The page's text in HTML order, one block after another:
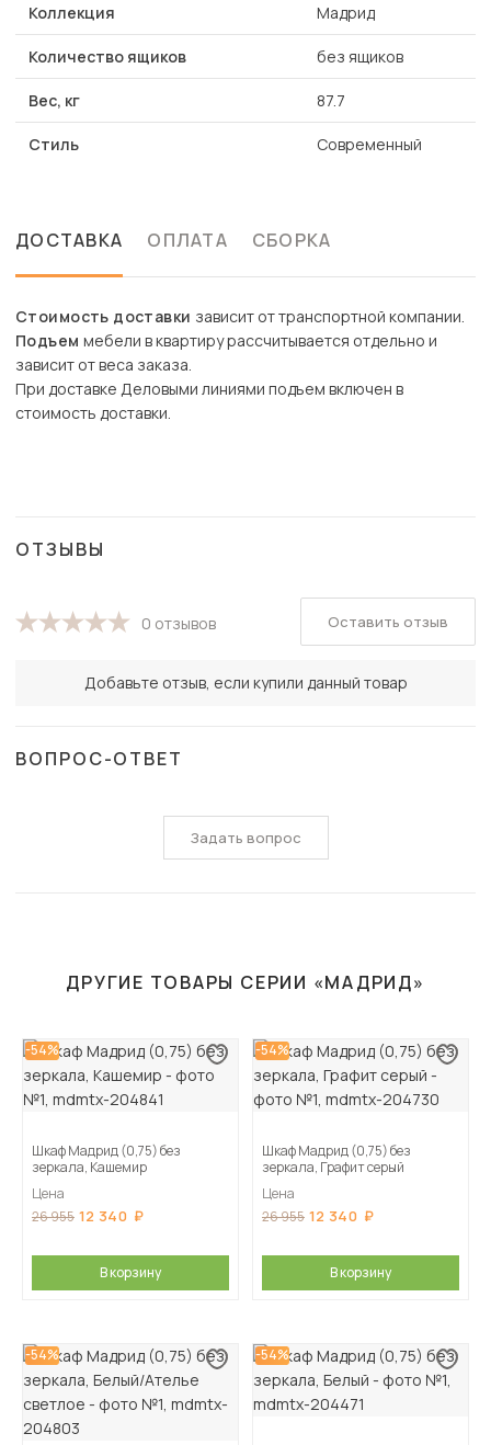
Коллекция Мадрид
Количество ящиков без ящиков
Вес, кг 87.7
Стиль Современный
ДОСТАВКА ОПЛАТА СБОРКА
Стоимость доставки зависит от транспортной компании.
Подъем мебели в квартиру рассчитывается отдельно и
зависит от веса заказа.
При доставке Деловыми линиями подъем включен в
стоимость доставки.
ОТЗЫВЫ
0 отзывов
Добавьте отзыв, если купили данный товар
Оставить отзыв
ВОПРОС-ОТВЕТ
Задать вопрос
ДРУГИЕ ТОВАРЫ СЕРИИ «МАДРИД»
-54%
Шкаф Мадрид (0,75) без
зеркала, Кашемир
Цена
26 955 12 340
В корзину
-54%
Шкаф Мадрид (0,75) без
зеркала, Графит серый
Цена
26 955 12 340
В корзину
-54% -54%